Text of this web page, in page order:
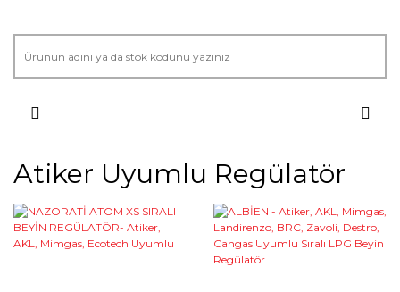
Atiker Uyumlu Regülatör